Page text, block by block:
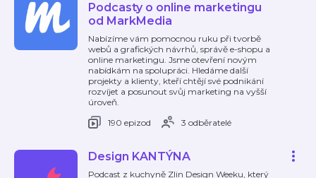
Podcasty o online marketingu
od MarkMedia
Nabízíme vám pomocnou ruku při tvorbě
webů a grafických návrhů, správě e-shopu a
online marketingu. Jsme otevření novým
nabídkám na spolupráci. Hledáme další
projekty a klienty, kteří chtějí své podnikání
rozvíjet a posunout svůj marketing na vyšší
úroveň.
190 epizod
3 odběratelé
Design KANTÝNA
Podcast z kuchyně Zlin Design Weeku, který